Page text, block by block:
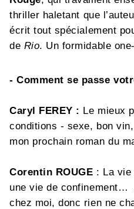
thriller haletant que
écrit tout spécialement
de Rio. Un formidable
- Comment se passe
Caryl FEREY : Le mieux
conditions - sexe, bon
mon prochain roman du
Corentin ROUGE : La vie
une vie de confinement…
chez moi, donc rien ne